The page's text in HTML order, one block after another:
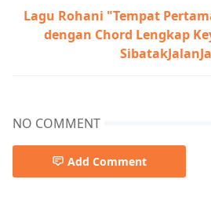
Lagu Rohani "Tempat
dengan Chord Lengkap
NO COMMENT
Add Comment